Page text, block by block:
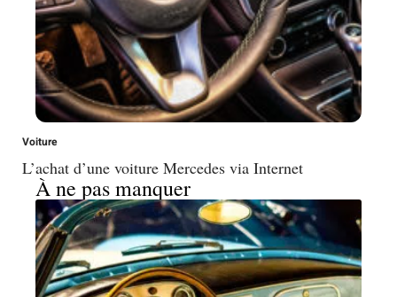
Voiture
L’achat d’une voiture Mercedes via Internet
À ne pas manquer